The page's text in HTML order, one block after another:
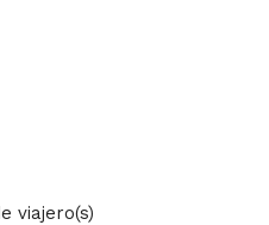
viajero(s)